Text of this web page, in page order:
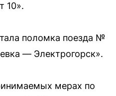
10».
поломка поезда №
— Электрогорск».
мерах по